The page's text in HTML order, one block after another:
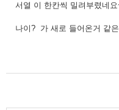
서열 이 한칸씩 밀려부렸네요
나이? 가 새로 들어온거 같